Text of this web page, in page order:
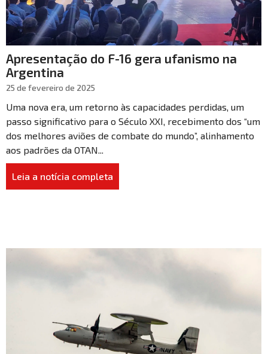
Apresentação do F-16 gera ufanismo na
Argentina
25 de fevereiro de 2025
Uma nova era, um retorno às capacidades perdidas, um
passo significativo para o Século XXI, recebimento dos “um
dos melhores aviões de combate do mundo”, alinhamento
aos padrões da OTAN...
Leia a notícia completa